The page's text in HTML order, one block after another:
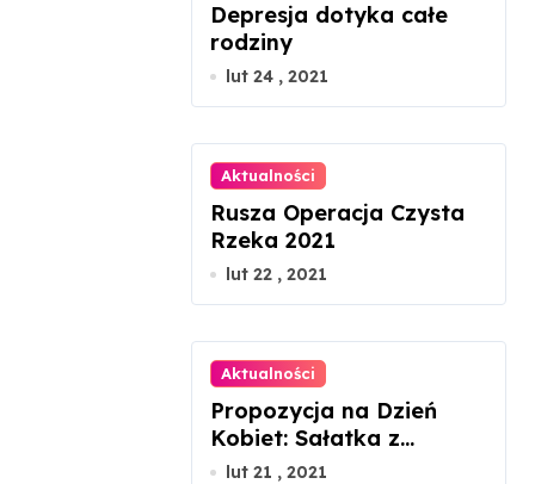
Depresja dotyka całe
rodziny
lut 24 , 2021
Aktualności
Rusza Operacja Czysta
Rzeka 2021
lut 22 , 2021
Aktualności
Propozycja na Dzień
Kobiet: Sałatka z
łososiem gravlax
lut 21 , 2021